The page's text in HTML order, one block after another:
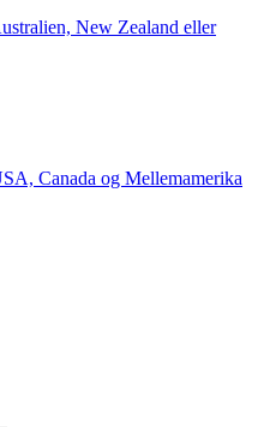
New Zealand eller
Canada og Mellemamerika